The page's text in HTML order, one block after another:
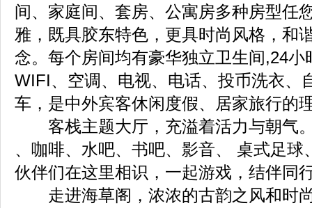
间、家庭间、套房、公寓房多种房型任
雅，既具胶东特色，更具时尚风格，和
念。每个房间均有豪华独立卫生间,24小
WIFI、空调、电视、电话、投币洗衣、
车，是中外宾客休闲度假、居家旅行的
客栈主题大厅，充溢着活力与朝气
、咖啡、水吧、书吧、影音、 桌式足球
伙伴们在这里相识，一起游戏，结伴
走进海草阁，浓浓的古韵之风和时